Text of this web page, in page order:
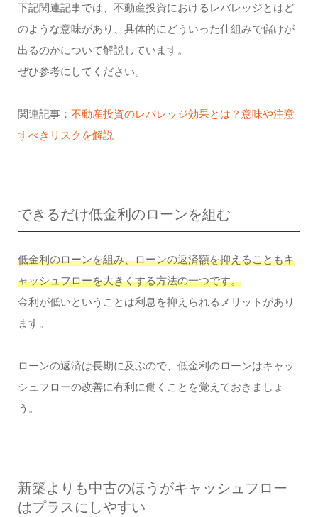
下記関連記事では、不動産投資におけるレバレッジとはど
のような意味があり、具体的にどういった仕組みで儲けが
出るのかについて解説しています。
ぜひ参考にしてください。
関連記事： 不動産投資のレバレッジ効果とは？意味や注意
すべきリスクを解説
できるだけ低金利のローンを組む
低金利のローンを組み、ローンの返済額を抑えることもキ
ャッシュフローを大きくする方法の一つです。
金利が低いということは利息を抑えられるメリットがあり
ます。
ローンの返済は長期に及ぶので、低金利のローンはキャッ
シュフローの改善に有利に働くことを覚えておきましょ
う。
新築よりも中古のほうがキャッシュフロー
はプラスにしやすい